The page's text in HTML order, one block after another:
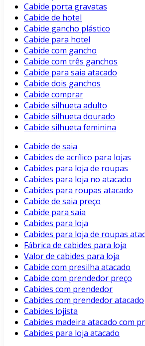
Cabide porta gravatas
Cabide de hotel
Cabide gancho plástico
Cabide para hotel
Cabide com gancho
Cabide com três ganchos
Cabide para saia atacado
Cabide dois ganchos
Cabide comprar
Cabide silhueta adulto
Cabide silhueta dourado
Cabide silhueta feminina
Cabide de saia
Cabides de acrílico para lojas
Cabides para loja de roupas
Cabides para loja no atacado
Cabides para roupas atacado
Cabide de saia preço
Cabide para saia
Cabides para loja
Cabides para loja de roupas
Fábrica de cabides para loja
Valor de cabides para loja
Cabide com presilha atacado
Cabide com prendedor preço
Cabides com prendedor
Cabides com prendedor atacado
Cabides lojista
Cabides madeira atacado com
Cabides para loja atacado